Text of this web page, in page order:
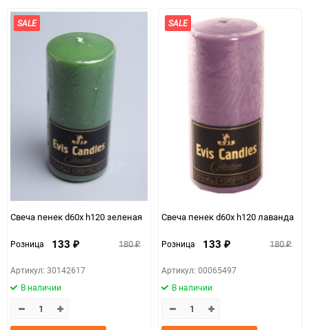
SALE
Свеча пенек d60х h120 зеленая
Розница 133 ₽ 180₽
Артикул: 30142617
В наличии
SALE
Свеча пенек d60х h120 лаванда
Розница 133 ₽ 180₽
Артикул: 00065497
В наличии